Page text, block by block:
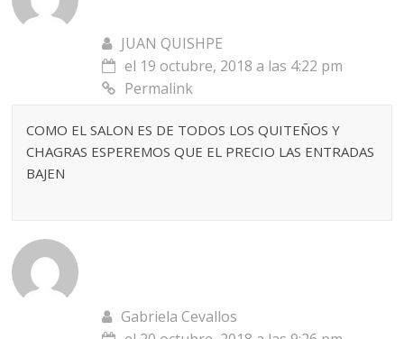
JUAN QUISHPE
el 19 octubre, 2018 a las 4:22 pm
Permalink
COMO EL SALON ES DE TODOS LOS QUITEÑOS Y
CHAGRAS ESPEREMOS QUE EL PRECIO LAS ENTRADAS
BAJEN
Gabriela Cevallos